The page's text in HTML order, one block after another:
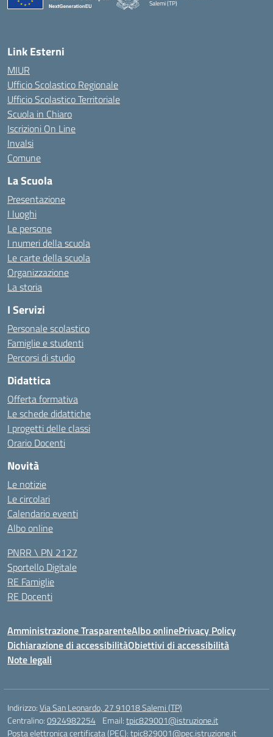
Salemi (TP)
Link Esterni
MIUR
Ufficio Scolastico Regionale
Ufficio Scolastico Territoriale
Scuola in Chiaro
Iscrizioni On Line
Invalsi
Comune
La Scuola
Presentazione
I luoghi
Le persone
I numeri della scuola
Le carte della scuola
Organizzazione
La storia
I Servizi
Personale scolastico
Famiglie e studenti
Percorsi di studio
Didattica
Offerta formativa
Le schede didattiche
I progetti delle classi
Orario Docenti
Novità
Le notizie
Le circolari
Calendario eventi
Albo online
PNRR \ PN 2127
Sportello Digitale
RE Famiglie
RE Docenti
Amministrazione TrasparenteAlbo onlinePrivacy Policy
Dichiarazione di accessibilitàObiettivi di accessibilità
Note legali
Indirizzo:Via San Leonardo, 27 91018 Salemi (TP)
Centralino:0924982254 Email:tpic829001@istruzione.it
Posta elettronica certificata (PEC):tpic829001@pec.istruzione.it